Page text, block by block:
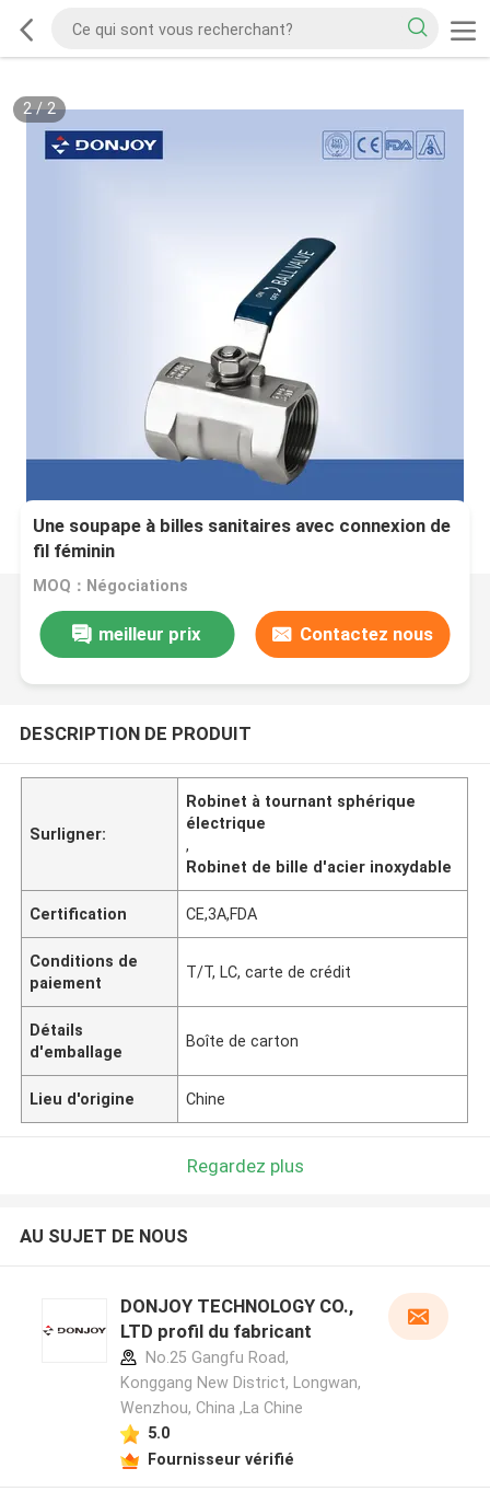
2/2
Une soupape à billes sanitaires avec connexion de
fil féminin
MOQ：Négociations
meilleur prix Contactez nous
DESCRIPTION DE PRODUIT
Surligner:
Robinet à tournant sphérique
électrique
,
Robinet de bille d'acier inoxydable
Certification CE,3A,FDA
Conditions de
paiement
T/T, LC, carte de crédit
Détails
d'emballage
Boîte de carton
Lieu d'origine Chine
Regardez plus
AU SUJET DE NOUS
DONJOY TECHNOLOGY CO.,
LTD profil du fabricant
No.25 Gangfu Road,
Konggang New District, Longwan,
Wenzhou, China ,La Chine
5.0
Fournisseur vérifié